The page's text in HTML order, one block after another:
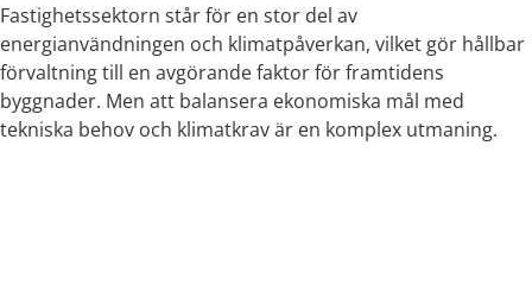
Fastighetssektorn står för en stor del av
energianvändningen och klimatpåverkan, vilket gör hållbar
förvaltning till en avgörande faktor för framtidens
byggnader. Men att balansera ekonomiska mål med
tekniska behov och klimatkrav är en komplex utmaning.